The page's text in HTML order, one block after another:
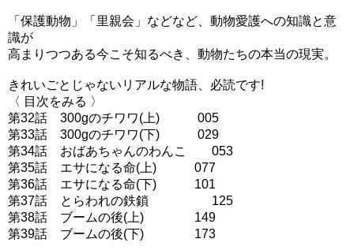
「保護動物」「里親会」などなど、動物愛護への知識と意
識が
高まりつつある今こそ知るべき、動物たちの本当の現実。
きれいごとじゃないリアルな物語、必読です!
〈 目次をみる 〉
第32話 300gのチワワ(上) 005
第33話 300gのチワワ(下) 029
第34話 おばあちゃんのわんこ 053
第35話 エサになる命(上) 077
第36話 エサになる命(下) 101
第37話 とらわれの鉄鎖 125
第38話 ブームの後(上) 149
第39話 ブームの後(下) 173